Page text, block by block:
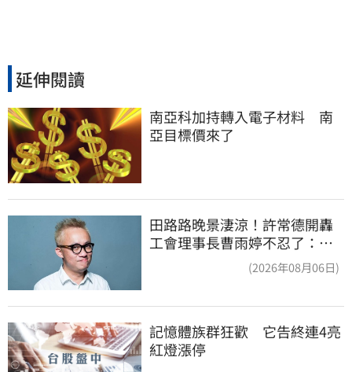
延伸閱讀
南亞科加持轉入電子材料　南
亞目標價來了
田路路晚景淒涼！許常德開轟
工會理事長曹雨婷不忍了：別
(2026年08月06日)
記憶體族群狂歡　它告終連4亮
紅燈漲停